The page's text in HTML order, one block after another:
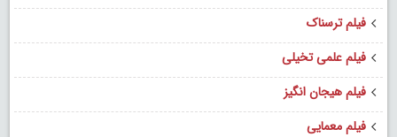
فیلم ترسناک
فیلم علمی تخیلی
فیلم هیجان انگیز
فیلم معمایی